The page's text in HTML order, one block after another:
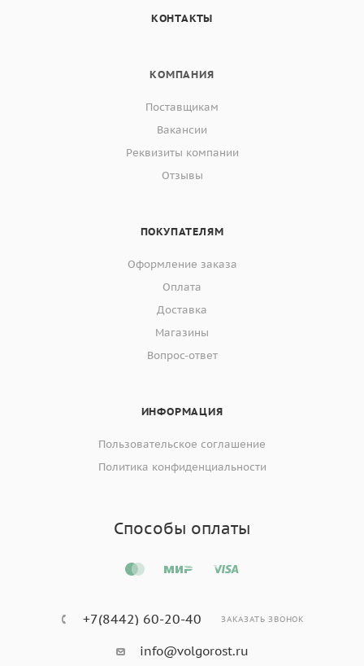
КОНТАКТЫ
КОМПАНИЯ
Поставщикам
Вакансии
Реквизиты компании
Отзывы
ПОКУПАТЕЛЯМ
Оформление заказа
Оплата
Доставка
Магазины
Вопрос-ответ
ИНФОРМАЦИЯ
Пользовательское соглашение
Политика конфиденциальности
Способы оплаты
+7(8442) 60-20-40 ЗАКАЗАТЬ ЗВОНОК
info@volgorost.ru